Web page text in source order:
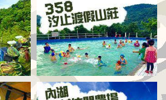
暑假全日特惠方案只要999
元/人(原價1350元)